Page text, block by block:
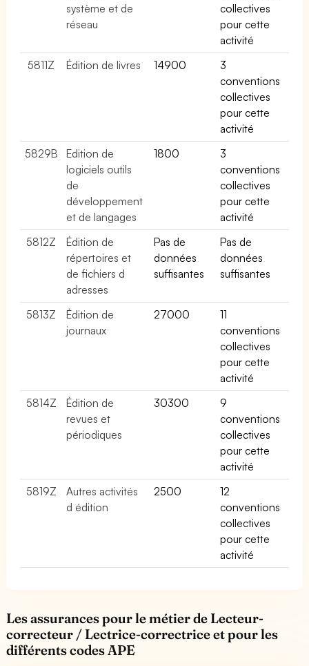
système et de
réseau
collectives
pour cette
activité
5811Z
Édition de livres 14900
3
conventions
collectives
pour cette
activité
5829B
Edition de
logiciels outils
de
développement
et de langages
1800
3
conventions
collectives
pour cette
activité
5812Z
Édition de
répertoires et
de fichiers d
adresses
Pas de
données
suffisantes
Pas de
données
suffisantes
5813Z
Édition de
journaux
27000
11
conventions
collectives
pour cette
activité
5814Z
Édition de
revues et
périodiques
30300
9
conventions
collectives
pour cette
activité
5819Z
Autres activités
d édition
2500
12
conventions
collectives
pour cette
activité
Les assurances pour le métier de Lecteur-
correcteur / Lectrice-correctrice et pour les
différents codes APE